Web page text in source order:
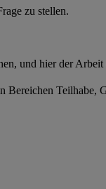
zu stellen.
und hier der
Teilhabe,